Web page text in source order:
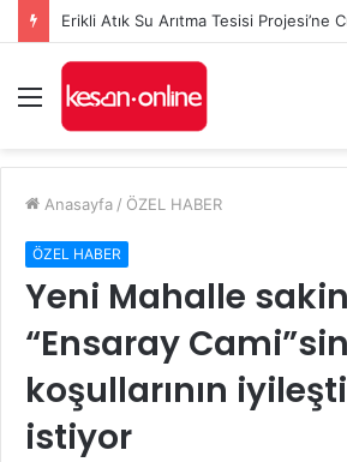
Menü
Anasayfa / ÖZEL HABER
ÖZEL HABER
Yeni Mahalle
“Ensaray
koşullarının
istiyor